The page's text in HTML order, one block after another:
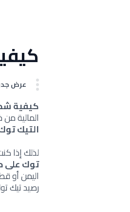
عرض
كيفية
المالية
التيك
لذلك إذا
توك على
اليمن أو
رصيد تيك